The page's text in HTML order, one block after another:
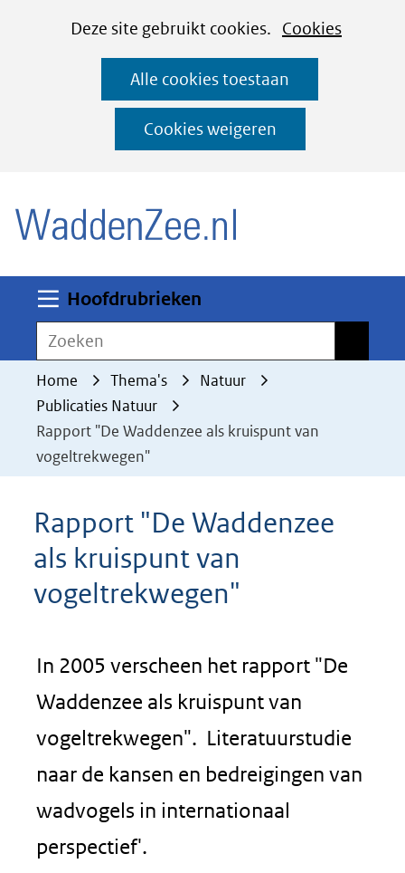
CookiesDeze site gebruikt cookies. Cookies
deze
worden
toegestaan
geweigerd.
Alle cookies toestaan
Cookies weigeren
Ga
naar
de
inhoud
Hoofdrubrieken
Zoeken
Home Thema's
Natuur
Publicaties Natuur
Rapport "De Waddenzee als kruispunt van
vogeltrekwegen"
Rapport "De Waddenzee
als kruispunt van
vogeltrekwegen"
In 2005 verscheen het rapport "De
Waddenzee als kruispunt van
vogeltrekwegen". Literatuurstudie
naar de kansen en bedreigingen van
wadvogels in internationaal
perspectief'.